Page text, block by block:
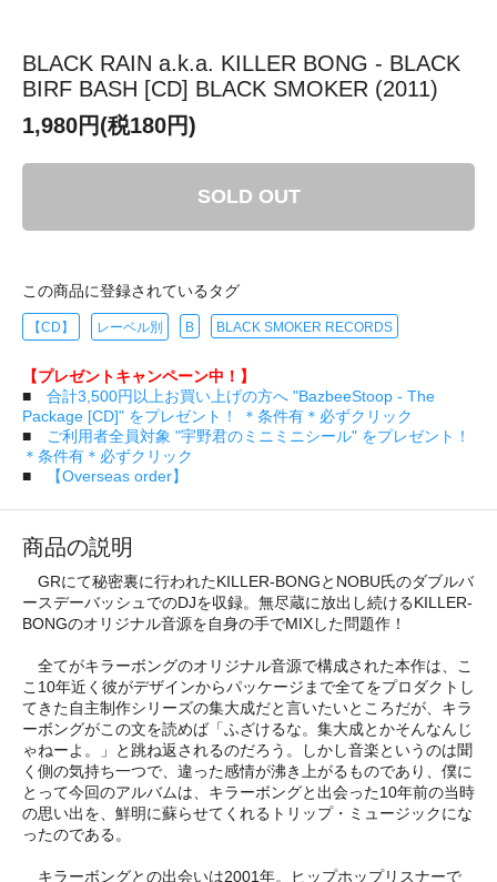
BLACK RAIN a.k.a. KILLER BONG - BLACK
BIRF BASH [CD] BLACK SMOKER (2011)
1,980円(税180円)
SOLD OUT
この商品に登録されているタグ
【CD】 レーベル別 B BLACK SMOKER RECORDS
【プレゼントキャンペーン中！】
■ 合計3,500円以上お買い上げの方へ "BazbeeStoop - The
Package [CD]" をプレゼント！ ＊条件有＊必ずクリック
■
ご利用者全員対象 "宇野君のミニミニシール" をプレゼント！
＊条件有＊必ずクリック
■
【Overseas order】
商品の説明
GRにて秘密裏に行われたKILLER-BONGとNOBU氏のダブルバ
ースデーバッシュでのDJを収録。無尽蔵に放出し続けるKILLER-
BONGのオリジナル音源を自身の手でMIXした問題作！
全てがキラーボングのオリジナル音源で構成された本作は、こ
こ10年近く彼がデザインからパッケージまで全てをプロダクトし
てきた自主制作シリーズの集大成だと言いたいところだが、キラ
ーボングがこの文を読めば「ふざけるな。集大成とかそんなんじ
ゃねーよ。」と跳ね返されるのだろう。しかし音楽というのは聞
く側の気持ち一つで、違った感情が沸き上がるものであり、僕に
とって今回のアルバムは、キラーボングと出会った10年前の当時
の思い出を、鮮明に蘇らせてくれるトリップ・ミュージックにな
ったのである。
キラーボングとの出会いは2001年。ヒップホップリスナーで